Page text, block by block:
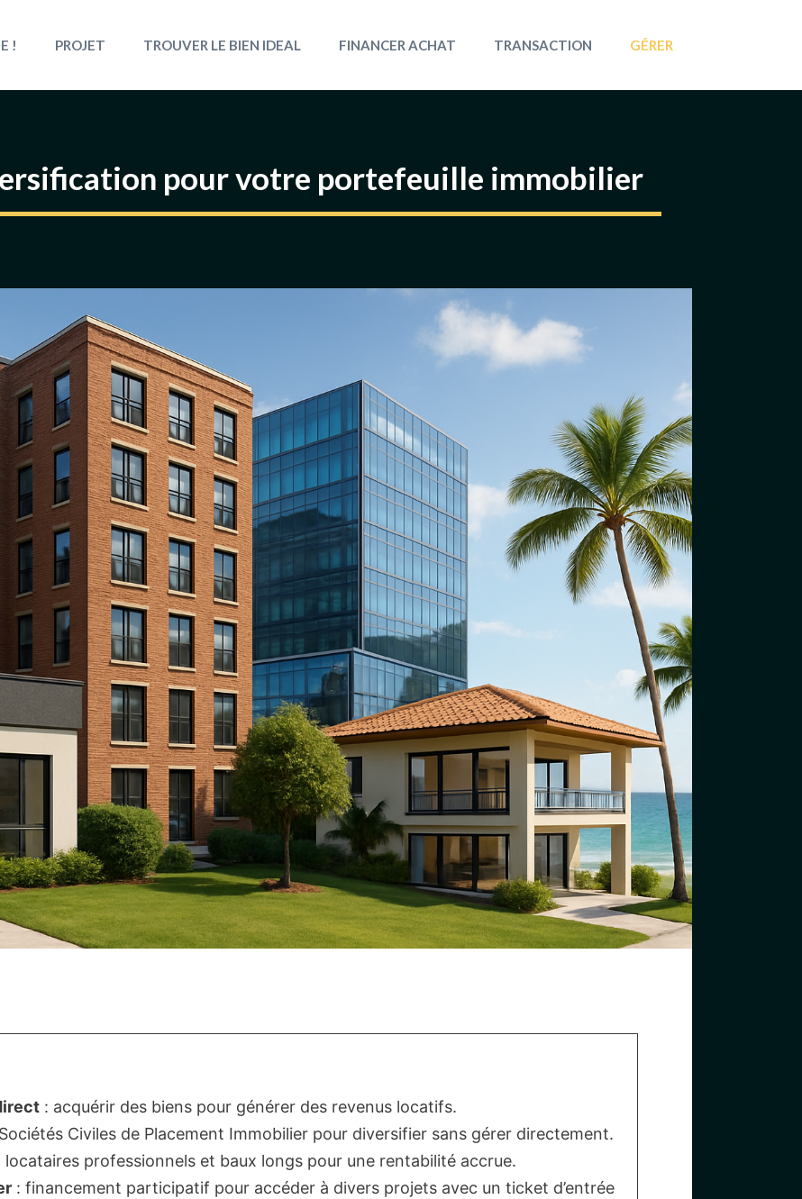
! PROJET TROUVER LE BIEN IDEAL FINANCER ACHAT TRANSACTION GÉRER
pour votre portefeuille immobilier
: acquérir des biens pour générer des revenus locatifs.
Civiles de Placement Immobilier pour diversifier sans gérer directement.
locataires professionnels et baux longs pour une rentabilité accrue.
: financement participatif pour accéder à divers projets avec un ticket d’entrée